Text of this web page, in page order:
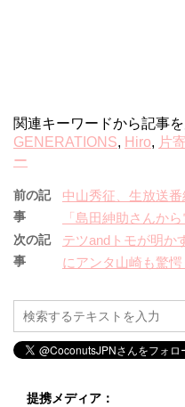
関連キーワードから記事
GENERATIONS, Hiro, 片
ー
前の記
事
中山秀征、生放送
「島田紳助さんか
次の記
事
テツandトモが明か
にアンタ山崎も驚愕
提携メディア：